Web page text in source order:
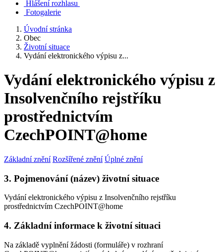
Hlášení rozhlasu
Fotogalerie
Úvodní stránka
Obec
Životní situace
Vydání elektronického výpisu z...
Vydání elektronického výpisu z
Insolvenčního rejstříku
prostřednictvím
CzechPOINT@home
Základní znění Rozšířené znění Úplné znění
3. Pojmenování (název) životní situace
Vydání elektronického výpisu z Insolvenčního rejstříku
prostřednictvím CzechPOINT@home
4. Základní informace k životní situaci
Na základě vyplnění žádosti (formuláře) v rozhraní